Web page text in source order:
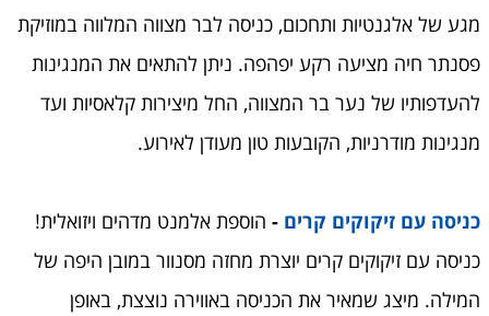
מגע של אלגנטיות ותחכום, כניסה לבר מצווה המלווה במוזיקת
פסנתר חיה מציעה רקע יפהפה. ניתן להתאים את המנגינות
להעדפותיו של נער בר המצווה, החל מיצירות קלאסיות ועד
מנגינות מודרניות, הקובעות טון מעודן לאירוע.
כניסה עם זיקוקים קרים - הוספת אלמנט מדהים ויזואלית!
כניסה עם זיקוקים קרים יוצרת מחזה מסנוור במובן היפה של
המילה. מיצג שמאיר את הכניסה באווירה נוצצת, באופן